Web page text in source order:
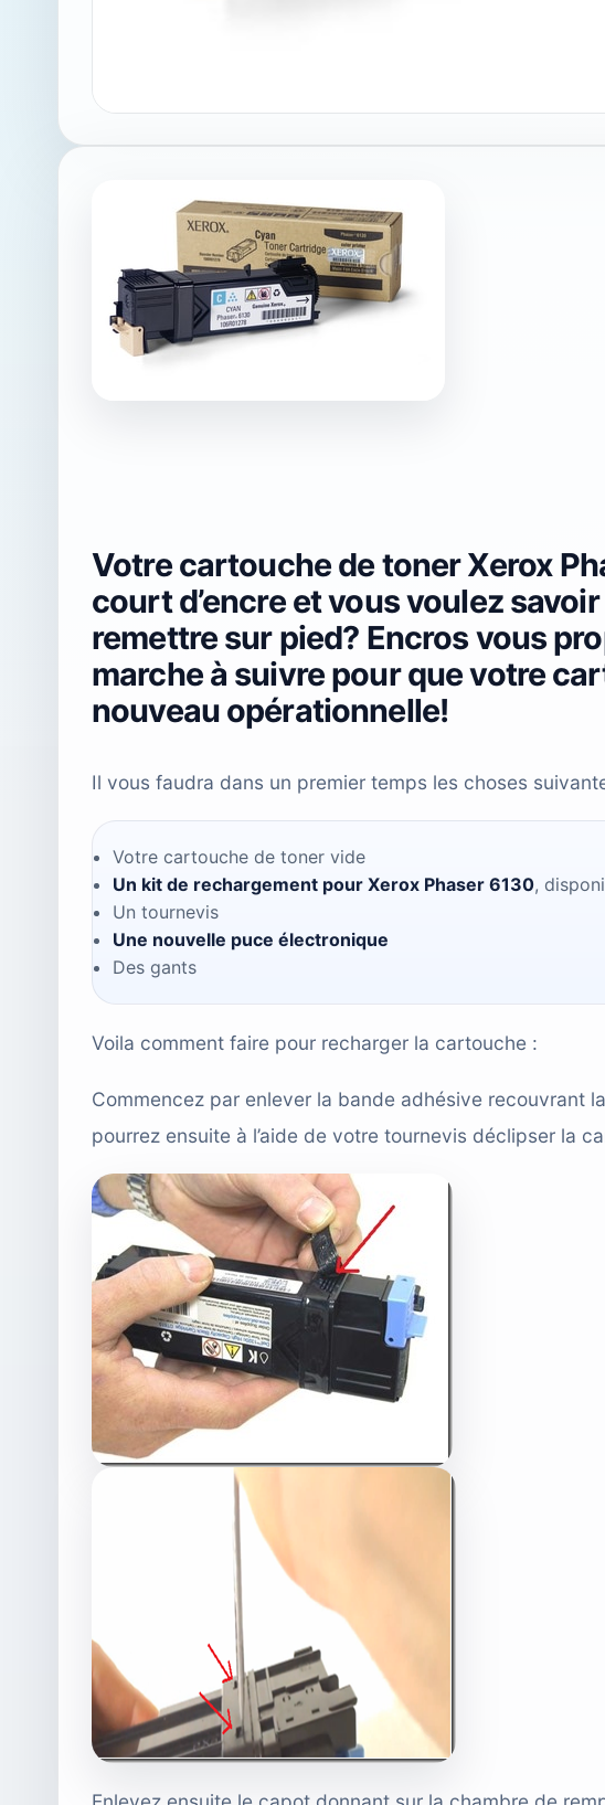
Votre cartouche de toner Xerox
court d’encre et vous voulez
remettre sur pied? Encros vous
marche à suivre pour que votre
nouveau opérationnelle!
Il vous faudra dans un premier temps les choses
Votre cartouche de toner vide
Un kit de rechargement pour Xerox Phaser 6130,
Un tournevis
Une nouvelle puce électronique
Des gants
Voila comment faire pour recharger la cartouche :
Commencez par enlever la bande adhésive recouvrant
pourrez ensuite à l’aide de votre tournevis déclipser la